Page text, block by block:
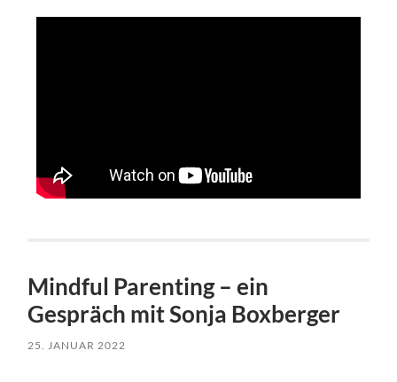
Mindful Parenting – ein
Gespräch mit Sonja Boxberger
25. JANUAR 2022